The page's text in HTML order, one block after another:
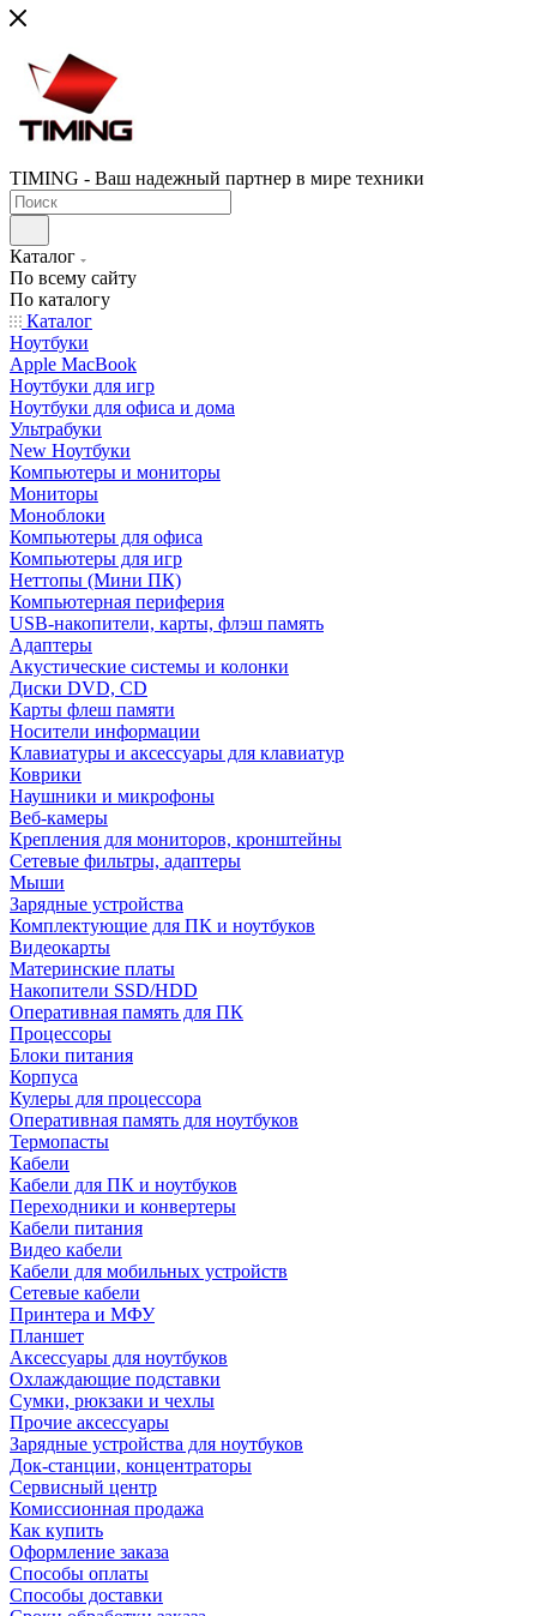
TIMING - Ваш надежный партнер в мире техники
Каталог
По всему сайту
По каталогу
Каталог
Ноутбуки
Apple MacBook
Ноутбуки для игр
Ноутбуки для офиса и дома
Ультрабуки
New Ноутбуки
Компьютеры и мониторы
Мониторы
Моноблоки
Компьютеры для офиса
Компьютеры для игр
Неттопы (Мини ПК)
Компьютерная периферия
USB-накопители, карты, флэш память
Адаптеры
Акустические системы и колонки
Диски DVD, CD
Карты флеш памяти
Носители информации
Клавиатуры и аксессуары для клавиатур
Коврики
Наушники и микрофоны
Веб-камеры
Крепления для мониторов, кронштейны
Сетевые фильтры, адаптеры
Мыши
Зарядные устройства
Комплектующие для ПК и ноутбуков
Видеокарты
Материнские платы
Накопители SSD/HDD
Оперативная память для ПК
Процессоры
Блоки питания
Корпуса
Кулеры для процессора
Оперативная память для ноутбуков
Термопасты
Кабели
Кабели для ПК и ноутбуков
Переходники и конвертеры
Кабели питания
Видео кабели
Кабели для мобильных устройств
Сетевые кабели
Принтера и МФУ
Планшет
Аксессуары для ноутбуков
Охлаждающие подставки
Сумки, рюкзаки и чехлы
Прочие аксессуары
Зарядные устройства для ноутбуков
Док-станции, концентраторы
Сервисный центр
Комиссионная продажа
Как купить
Оформление заказа
Способы оплаты
Способы доставки